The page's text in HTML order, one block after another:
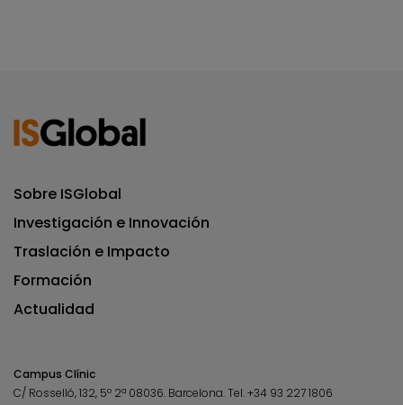
Sobre ISGlobal
Investigación e Innovación
Traslación e Impacto
Formación
Actualidad
Campus Clínic
C/ Rosselló, 132, 5º 2ª 08036. Barcelona.Tel.+34 93 227 1806